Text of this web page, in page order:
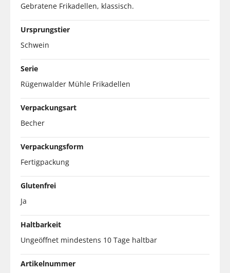
Gebratene Frikadellen, klassisch.
Ursprungstier
Schwein
Serie
Rügenwalder Mühle Frikadellen
Verpackungsart
Becher
Verpackungsform
Fertigpackung
Glutenfrei
Ja
Haltbarkeit
Ungeöffnet mindestens 10 Tage haltbar
Artikelnummer